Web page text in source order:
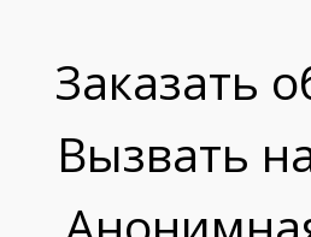
Заказать
Вызвать